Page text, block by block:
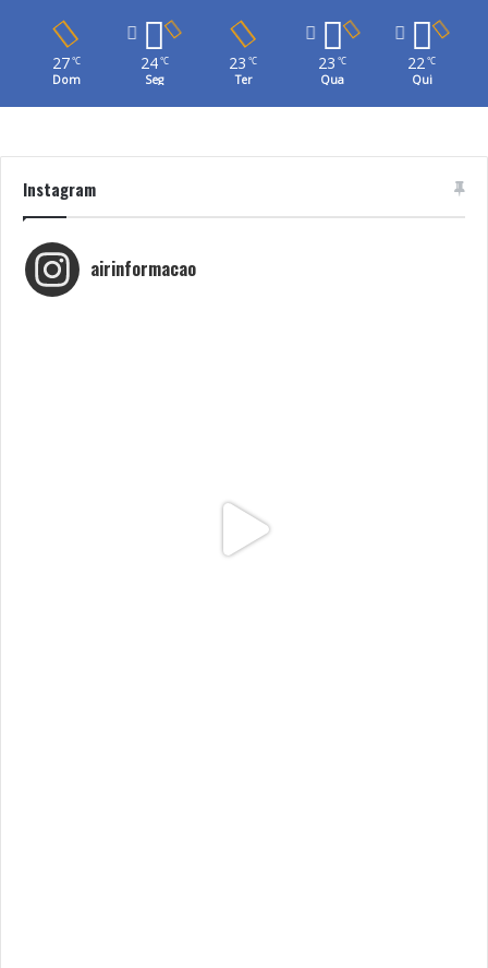
27 ℃
Dom
24 ℃
Seg
23 ℃
Ter
23 ℃
Qua
22℃
Qui
Instagram
airinformacao